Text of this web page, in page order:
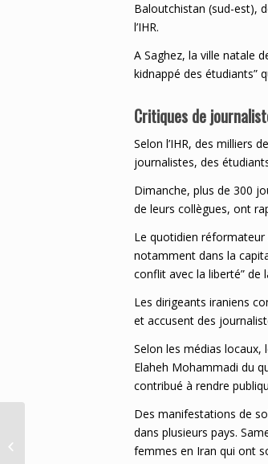
Baloutchistan (sud-est),
l’IHR.
A Saghez, la ville natale
kidnappé des étudiants”
Critiques de
Selon l’IHR, des milliers
journalistes, des
Dimanche, plus de 300
de leurs collègues, ont
Le quotidien réformateur
notamment dans la
conflit avec la liberté” de
Les dirigeants iraniens
et accusent des
Selon les médias
Elaheh Mohammadi du
contribué à rendre
Des manifestations de
dans plusieurs pays.
femmes en Iran qui ont
Deux-Sèvres: la lutte contre les
“bassines” s’inscrit dans la durée